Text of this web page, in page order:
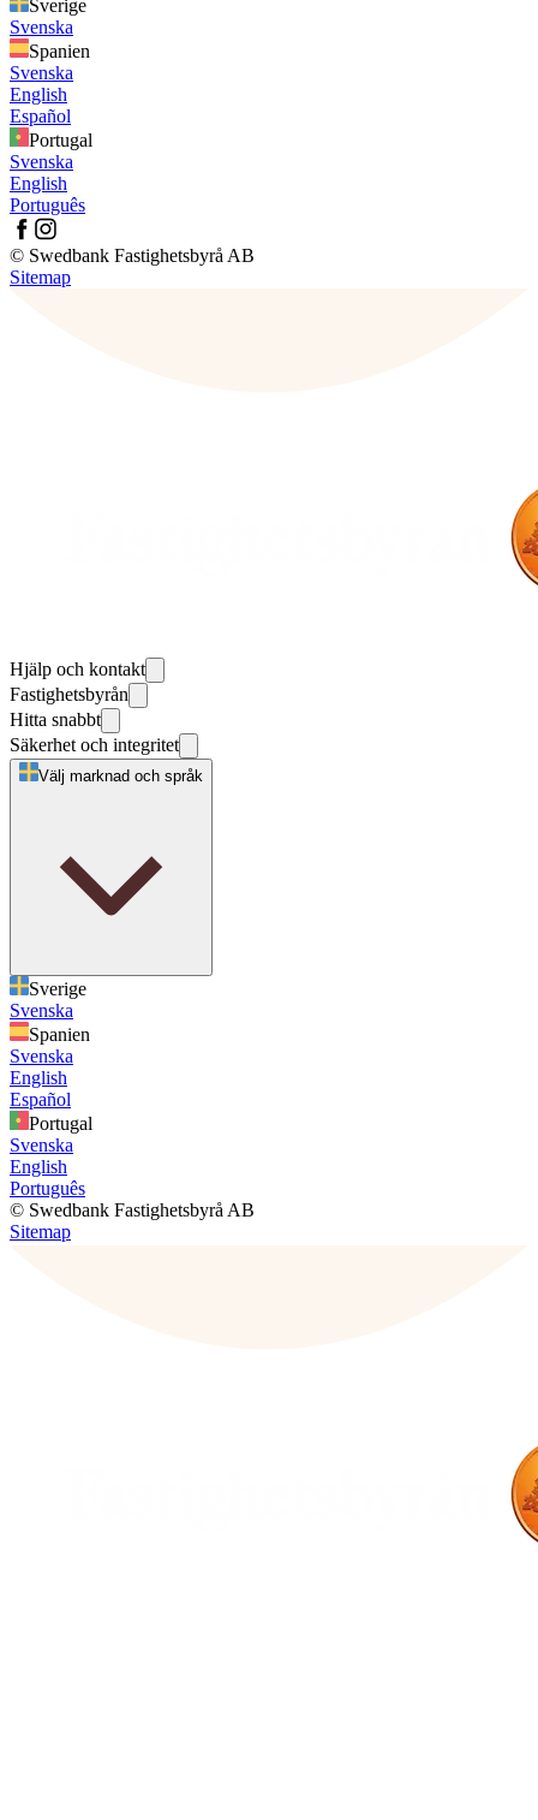
Sverige
Svenska
Spanien
Svenska
English
Español
Portugal
Svenska
English
Português
© Swedbank Fastighetsbyrå AB
Sitemap
Hjälp och kontakt
Fastighetsbyrån
Hitta snabbt
Säkerhet och integritet
Välj marknad och språk
Sverige
Svenska
Spanien
Svenska
English
Español
Portugal
Svenska
English
Português
© Swedbank Fastighetsbyrå AB
Sitemap